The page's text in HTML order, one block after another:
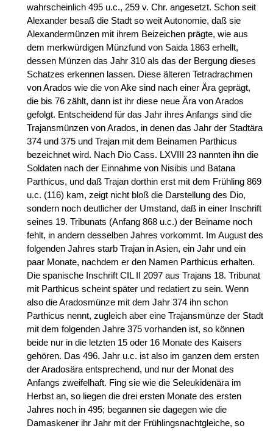
wahrscheinlich 495 u.c., 259 v. Chr. angesetzt. Schon seit
Alexander besaß die Stadt so weit Autonomie, daß sie
Alexandermünzen mit ihrem Beizeichen prägte, wie aus
dem merkwürdigen Münzfund von Saida 1863 erhellt,
dessen Münzen das Jahr 310 als das der Bergung dieses
Schatzes erkennen lassen. Diese älteren Tetradrachmen
von Arados wie die von Ake sind nach einer Ära geprägt,
die bis 76 zählt, dann ist ihr diese neue Ära von Arados
gefolgt. Entscheidend für das Jahr ihres Anfangs sind die
Trajansmünzen von Arados, in denen das Jahr der Stadtära
374 und 375 und Trajan mit dem Beinamen Parthicus
bezeichnet wird. Nach Dio Cass. LXVIII 23 nannten ihn die
Soldaten nach der Einnahme von Nisibis und Batana
Parthicus, und daß Trajan dorthin erst mit dem Frühling 869
u.c. (116) kam, zeigt nicht bloß die Darstellung des Dio,
sondern noch deutlicher der Umstand, daß in einer Inschrift
seines 19. Tribunats (Anfang 868 u.c.) der Beiname noch
fehlt, in andern desselben Jahres vorkommt. Im August des
folgenden Jahres starb Trajan in Asien, ein Jahr und ein
paar Monate, nachdem er den Namen Parthicus erhalten.
Die spanische Inschrift CIL II 2097 aus Trajans 18. Tribunat
mit Parthicus scheint später und redatiert zu sein. Wenn
also die Aradosmünze mit dem Jahr 374 ihn schon
Parthicus nennt, zugleich aber eine Trajansmünze der Stadt
mit dem folgenden Jahre 375 vorhanden ist, so können
beide nur in die letzten 15 oder 16 Monate des Kaisers
gehören. Das 496. Jahr u.c. ist also im ganzen dem ersten
der Aradosära entsprechend, und nur der Monat des
Anfangs zweifelhaft. Fing sie wie die Seleukidenära im
Herbst an, so liegen die drei ersten Monate des ersten
Jahres noch in 495; begannen sie dagegen wie die
Damaskener ihr Jahr mit der Frühlingsnachtgleiche, so